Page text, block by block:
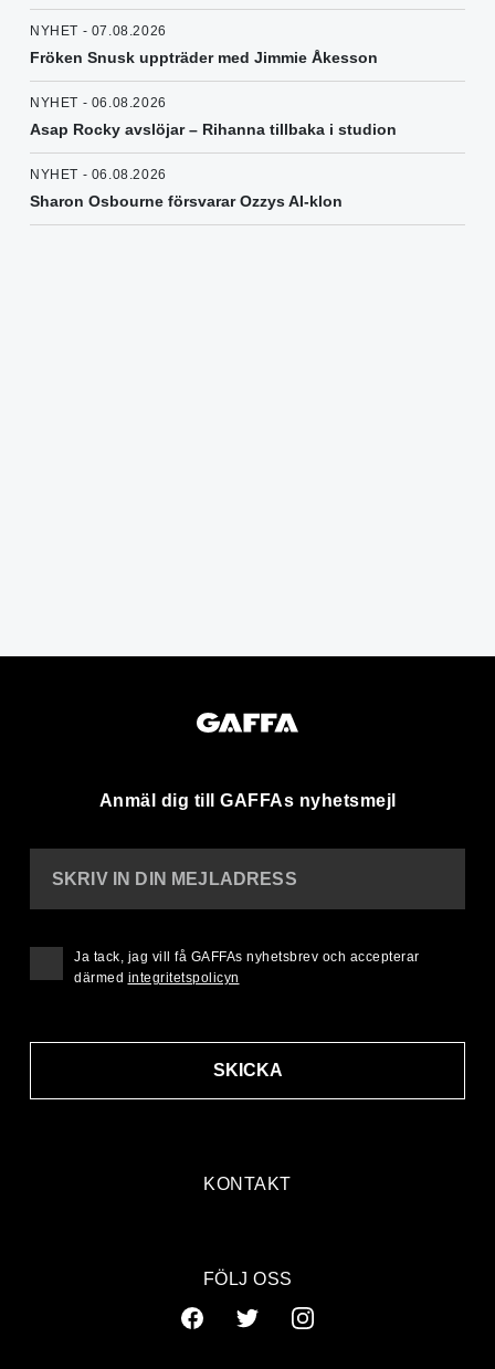
NYHET - 07.08.2026
Fröken Snusk uppträder med Jimmie Åkesson
NYHET - 06.08.2026
Asap Rocky avslöjar – Rihanna tillbaka i studion
NYHET - 06.08.2026
Sharon Osbourne försvarar Ozzys AI-klon
Anmäl dig till GAFFAs nyhetsmejl
KONTAKT
SKRIV IN DIN MEJLADRESS
SKICKA
Ja tack, jag vill få GAFFAs nyhetsbrev och accepterar
därmed integritetspolicyn
FÖLJ OSS